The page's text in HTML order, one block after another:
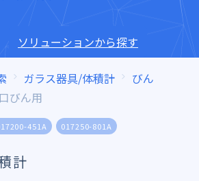
ソリューションから探す
ガラス器具/体積計
びん
びん用
451A 017250-801A
計